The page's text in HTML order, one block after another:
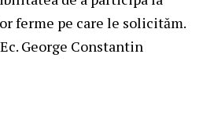
ferme pe care le solicităm.
George Constantin